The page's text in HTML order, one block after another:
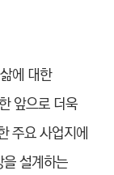
에 대한
앞으로 더욱
주요 사업지에
을 설계하는